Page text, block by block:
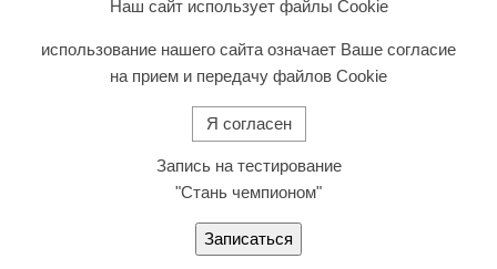
Наш сайт использует файлы Cookie
использование нашего сайта означает Ваше согласие
на прием и передачу файлов Cookie
Я согласен
Запись на тестирование
"Стань чемпионом"
Записаться